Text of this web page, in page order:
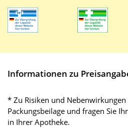
Informationen zu
* Zu Risiken und Nebenwirkungen
Packungsbeilage und fragen Sie
in Ihrer Apotheke.